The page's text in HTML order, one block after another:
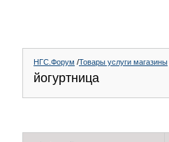
НГС.Форум /Товары услуги магазины
йогуртница